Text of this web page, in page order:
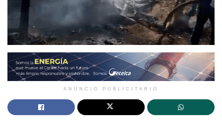
ANUNCIO PUBLICITARIO